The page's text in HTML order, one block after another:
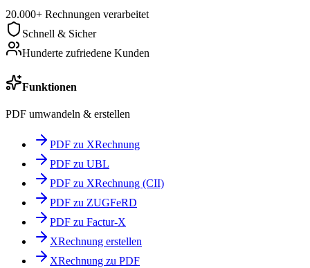
20.000+ Rechnungen verarbeitet
Schnell & Sicher
Hunderte zufriedene Kunden
Funktionen
PDF umwandeln & erstellen
PDF zu XRechnung
PDF zu UBL
PDF zu XRechnung (CII)
PDF zu ZUGFeRD
PDF zu Factur-X
XRechnung erstellen
XRechnung zu PDF